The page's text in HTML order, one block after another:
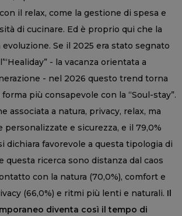
il relax, come la gestione di spesa e
di cucinare. Ed è proprio qui che la
evoluzione. Se il 2025 era stato segnato
- la vacanza orientata a
- nel 2026 questo trend torna
più consapevole con la “Soul-stay”.
associata a natura, privacy, relax, ma
personalizzate e sicurezza, e il 79,0%
dichiara favorevole a questa tipologia di
questa ricerca sono distanza dal caos
con la natura (70,0%), comfort e
(66,0%) e ritmi più lenti e naturali. Il
diventa così il tempo di